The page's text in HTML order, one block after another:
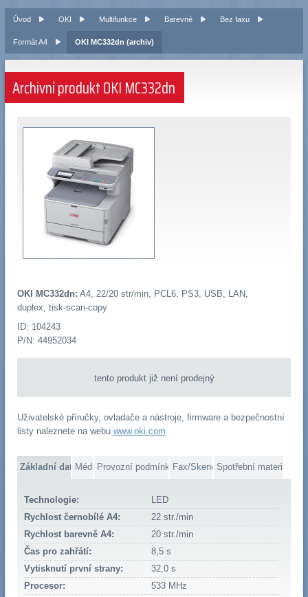
Úvod OKI Multifunkce Barevné Bez faxu
Formát A4 OKI MC332dn (archiv)
Archivní produkt OKI MC332dn
OKI MC332dn: A4, 22/20 str/min, PCL6, PS3, USB, LAN,
duplex, tisk-scan-copy
ID: 104243
P/N: 44952034
tento produkt již není prodejný
Uživatelské příručky, ovladače a nástroje, firmware a bezpečnostní
listy naleznete na webu www.oki.com
Základní dataMédiaProvozní podmínkyFax/SkenerSpotřební materiál
Technologie:
LED
Rychlost černobílé A4:
22 str./min
Rychlost barevně A4:
20 str./min
Čas pro zahřátí:
8,5 s
Vytisknutí první strany:
32,0 s
Procesor:
533 MHz